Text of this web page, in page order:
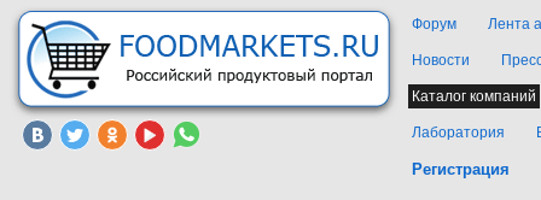
Форум Лента
Новости
Каталог компаний
Лаборатория
Регистрация